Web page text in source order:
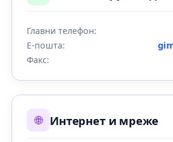
Главни телефон:
Е-пошта:
Факс:
🌐 Интернет и мреже